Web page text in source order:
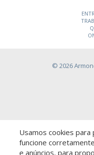
© 2026
Usamos cookies
funcione
e anúncios, para